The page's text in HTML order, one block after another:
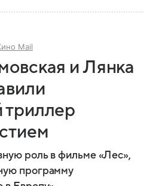
Mail
и Лянка
триллер
роль в фильме «Лес»,
программу